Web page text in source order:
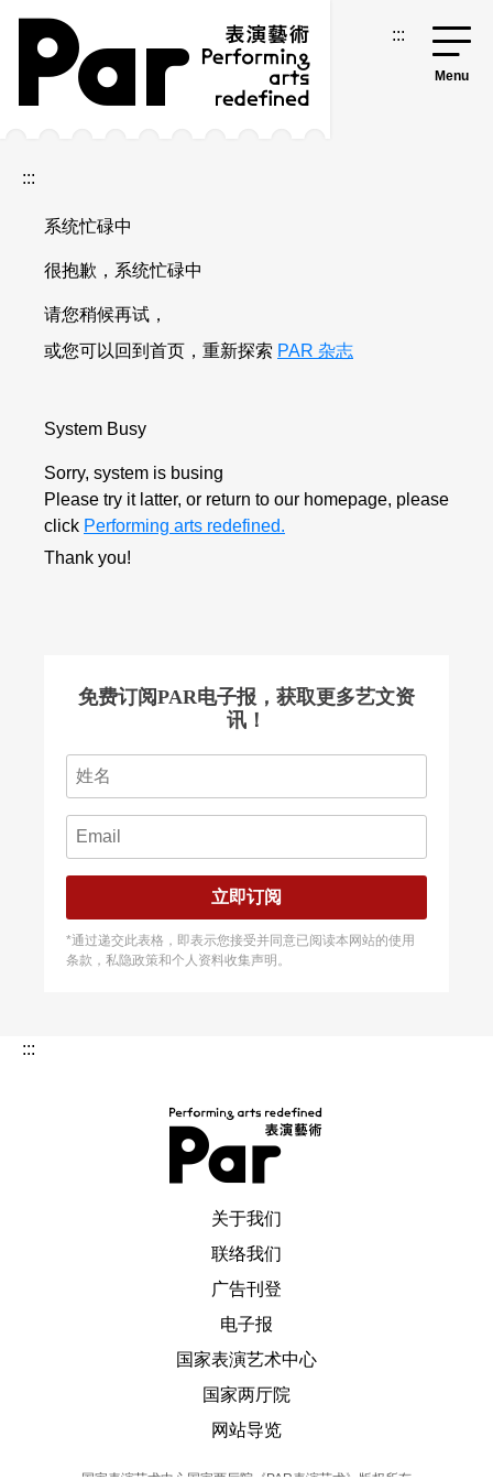
跳到主要内容区块
网站导览
:::
:::
系统忙碌中
很抱歉，系统忙碌中
请您稍候再试，
或您可以回到首页，重新探索 PAR 杂志
System Busy
Sorry, system is busing
Please try it latter, or return to our homepage, please
click Performing arts redefined.
Thank you!
免费订阅PAR电子报，获取更多艺文资
讯！
立即订阅
*通过递交此表格，即表示您接受并同意已阅读本网站的使用
条款，私隐政策和个人资料收集声明。
:::
关于我们
联络我们
广告刊登
电子报
国家表演艺术中心
国家两厅院
网站导览